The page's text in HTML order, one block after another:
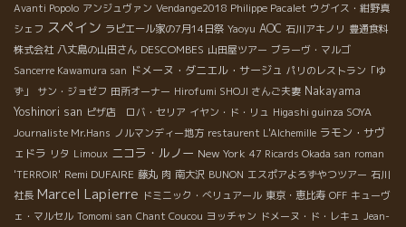
Avanti Popolo アンジュヴァン Vendange2018 Philippe Pacalet ウグイス・紺野真
シェフ スペイン ラピエール家の7月14日祭 Yaoyu AOC 石川アキノリ 豊通食料
株式会社 八丈島の山田さん DESCOMBES 山田屋ツアー ブラーヴ・マルゴ
Sancerre Kawamura san ドメーヌ・ダニエル・サージュ パリのレストラン「ゆ
ず」
サン・ジョゼフ 田所オーナー Hirofumi SHOJI さんご夫妻 Nakayama
Yoshinori san ピザ店 ロバ・セリア イヤン・ド・リュ Higashi guinza SOYA
Journaliste Mr.Hans ノルマンディー地方 restaurent L'Alchemille ラモン・サヴ
ェドラ リタ Limoux ニコラ・ルノー New York 47 Ricards Okada san roman
'TERROIR' Remi DUFAIRE 藤丸 肉 南大沢 BUNON エスポアよろずやつツアー 石川
社長 Marcel Lapierre ドミニック・べリュアール 東京・恵比寿 OFF キューヴ
ェ・マルセル Tomomi san Chant Coucou ヨッチャン ドメーヌ・ド・レキュ Jean-